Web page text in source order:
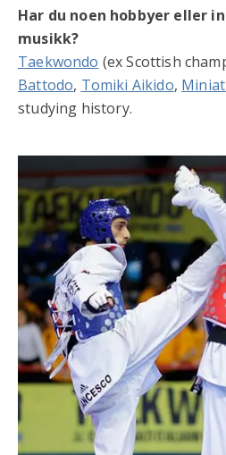
Har du noen hobbyer eller
musikk?
Taekwondo (ex Scottish
Battodo, Tomiki Aikido,
studying history.